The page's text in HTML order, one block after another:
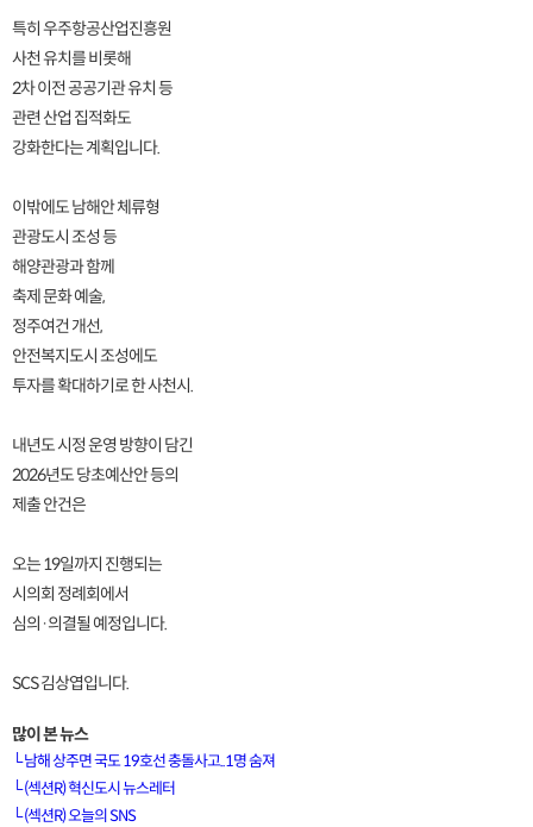
특히 우주항공산업진흥원
사천 유치를 비롯해
2차 이전 공공기관 유치 등
관련 산업 집적화도
강화한다는 계획입니다.
이밖에도 남해안 체류형
관광도시 조성 등
해양관광과 함께
축제 문화 예술,
정주여건 개선,
안전복지도시 조성에도
투자를 확대하기로 한 사천시.
내년도 시정 운영 방향이 담긴
2026년도 당초예산안 등의
제출 안건은
오는 19일까지 진행되는
시의회 정례회에서
심의·의결될 예정입니다.
SCS 김상엽입니다.
많이 본 뉴스
└남해 상주면 국도 19호선 충돌사고..1명 숨져
└(섹션R) 혁신도시 뉴스레터
└(섹션R) 오늘의 SNS